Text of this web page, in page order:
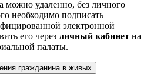
можно удаленно, без личного
необходимо подписать
электронной
его через личный кабинет на
палаты.
гражданина в живых